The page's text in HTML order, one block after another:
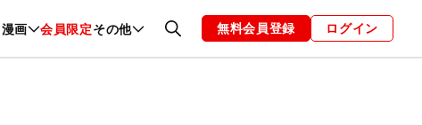
漫画 会員限定その他
ファッション 恋愛・結婚 編集部 お知らせ
無料会員登録 ログイン